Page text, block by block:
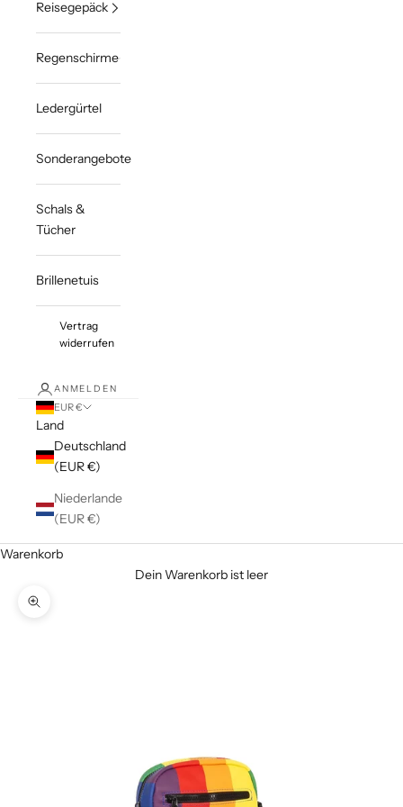
Reisegepäck
Regenschirme
Ledergürtel
Sonderangebote
Schals &
Tücher
Brillenetuis
Vertrag
widerrufen
ANMELDEN
EUR €
Land
Deutschland
(EUR €)
Niederlande
(EUR €)
Warenkorb
Dein Warenkorb ist leer
Bild vergrößern